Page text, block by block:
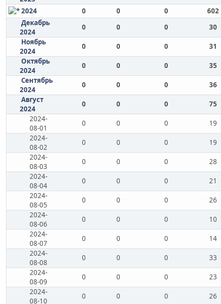
2024
0 0 0
602
Декабрь
2024
0 0 0
30
Ноябрь
2024
0 0 0
31
Октябрь
2024
0 0 0
35
Сентябрь
2024
0 0 0
36
Август
2024
0 0 0
75
2024-
08-01
0 0 0
19
2024-
08-02
0 0 0
19
2024-
08-03
0 0 0
28
2024-
08-04
0 0 0
21
2024-
08-05
0 0 0
26
2024-
08-06
0 0 0
10
2024-
08-07
0 0 0
14
2024-
08-08
0 0 0
33
2024-
08-09
0 0 0
23
2024-
08-10
0 0 0
26